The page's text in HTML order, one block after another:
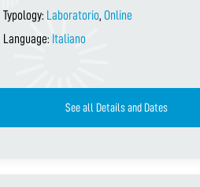
Typology: Laboratorio, Online
Language: Italiano
See all Details and Dates